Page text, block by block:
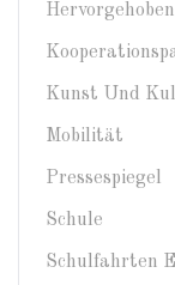
Hervorgehoben
Kunst Und
Mobilität
Pressespiegel
Schule
Schulfahrten